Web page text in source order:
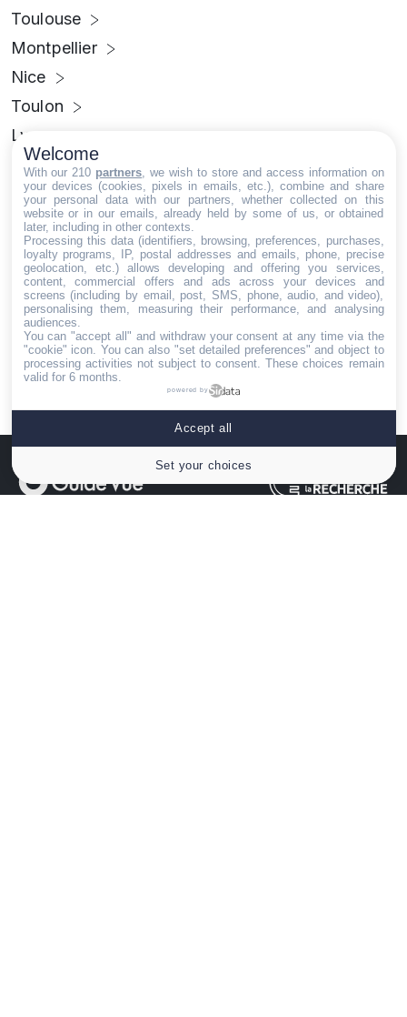
Toulouse
Montpellier
Nice
Toulon
Lyon
Grenoble
Clermont-Ferrand
Limoges
Dijon
Nantes
Rennes
Brest
Tours
Welcome
With our 210 partners , we wish to store and access information on
your devices (cookies, pixels in emails, etc.), combine and share
your personal data with our partners, whether collected on this
website or in our emails, already held by some of us, or obtained
later, including in other contexts.
Processing this data (identifiers, browsing, preferences, purchases,
loyalty programs, IP, postal addresses and emails, phone, precise
geolocation, etc.) allows developing and offering you services,
content, commercial offers and ads across your devices and
screens (including by email, post, SMS, phone, audio, and video),
personalising them, measuring their performance, and analysing
audiences.
You can "accept all" and withdraw your consent at any time via the
"cookie" icon . You can also "set detailed preferences" and object to
processing activities not subject to consent. These choices remain
valid for 6 months.
powered by
Set your choices
Accept all